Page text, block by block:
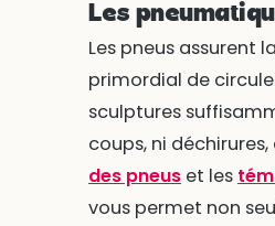
Les
Les pneus assurent
primordial de
sculptures
coups, ni
des pneuset les
vous permet non